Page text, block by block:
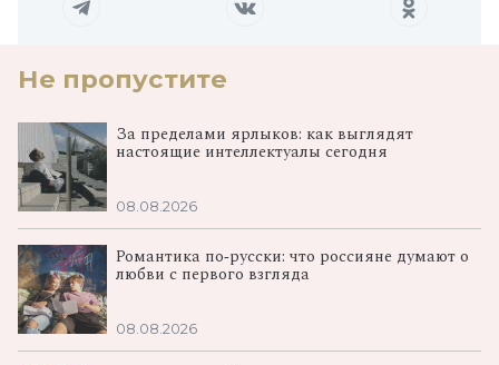
Не пропустите
За пределами ярлыков: как выглядят
настоящие интеллектуалы сегодня
08.08.2026
Романтика по‑русски: что россияне думают о
любви с первого взгляда
08.08.2026